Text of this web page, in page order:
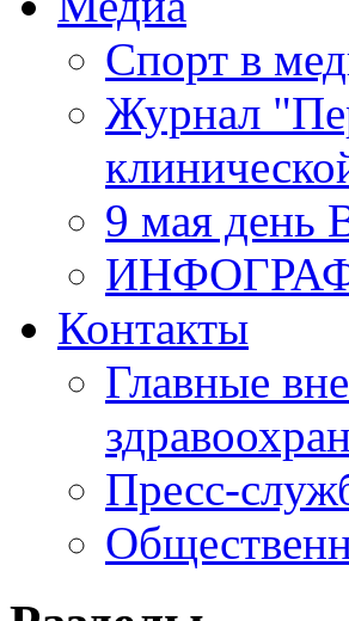
Спорт в
Журнал
9 мая день
Контакты
Главные
Пресс-